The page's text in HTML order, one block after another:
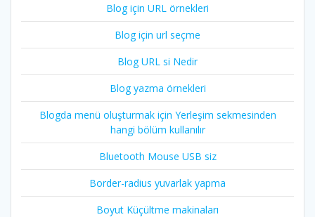
Blog için URL örnekleri
Blog için url seçme
Blog URL si Nedir
Blog yazma örnekleri
Blogda menü oluşturmak için Yerleşim sekmesinden
hangi bölüm kullanılır
Bluetooth Mouse USB siz
Border-radius yuvarlak yapma
Boyut Küçültme makinaları